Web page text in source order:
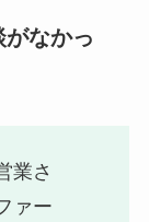
なかっ
業さ
ァー